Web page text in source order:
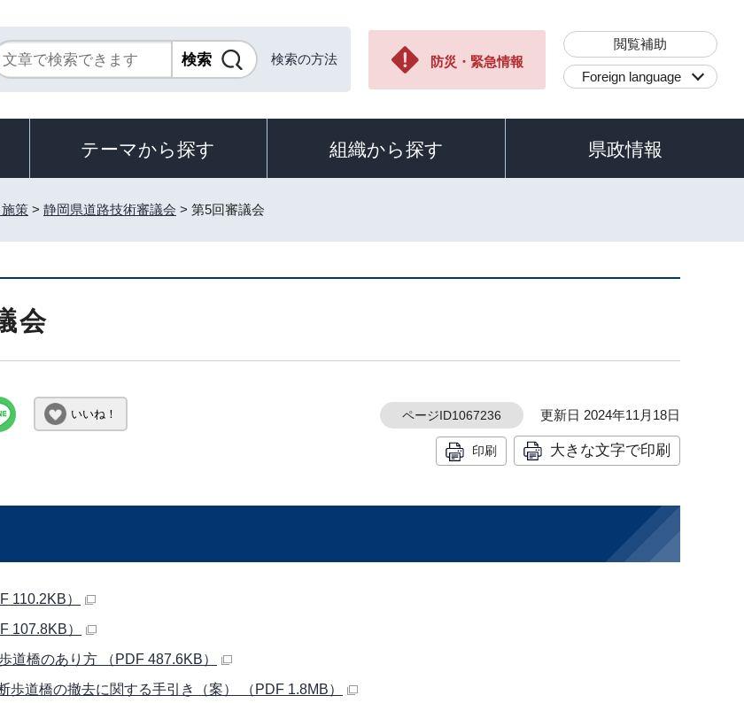
検索の方法 防災・緊急情報
閲覧補助
Foreign language
テーマから探す 組織から探す 県政情報
策 > 静岡県道路技術審議会 > 第5回審議会
会
いいね！ ページID1067236 更新日 2024年11月18日
印刷 大きな文字で印刷
110.2KB）
107.8KB）
道橋のあり方 （PDF 487.6KB）
歩道橋の撤去に関する手引き（案） （PDF 1.8MB）